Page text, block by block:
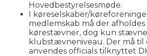
Hovedbestyrelsesmøde.
I køreselskaber/
medlemskab må der
kørestævner, dog kun
klubstævneniveau. Der må til
anvendes officials tilknyttet